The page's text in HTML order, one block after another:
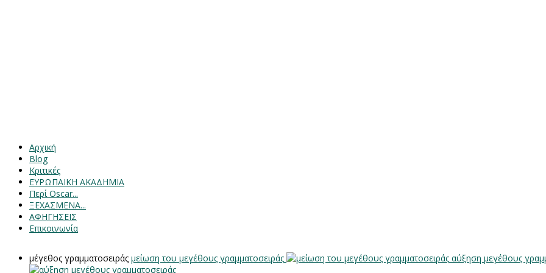
Αρχική
Blog
Κριτικές
ΕΥΡΩΠΑΙΚΗ ΑΚΑΔΗΜΙΑ
Περί Oscar...
ΞΕΧΑΣΜΕΝΑ...
ΑΦΗΓΗΣΕΙΣ
Επικοινωνία
μέγεθος γραμματοσειράς μείωση του μεγέθους γραμματοσειράς
αύξηση μεγέθους